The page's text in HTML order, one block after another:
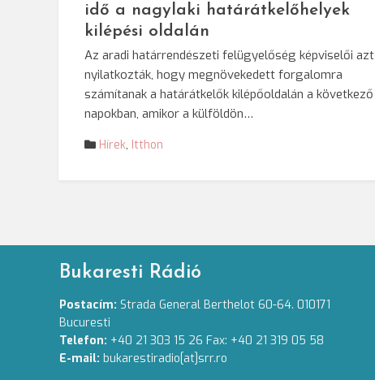
idő a nagylaki határátkelőhelyek
kilépési oldalán
Az aradi határrendészeti felügyelőség képviselői azt
nyilatkozták, hogy megnövekedett forgalomra
számítanak a határátkelők kilépőoldalán a következő
napokban, amikor a külföldön…
Hírek, Itthon
Bukaresti Rádió
Postacím: Strada General Berthelot 60-64. 010171
Bucuresti
Telefon: +40 21 303 15 26 Fax: +40 21 319 05 58
E-mail: bukarestiradio[at]srr.ro